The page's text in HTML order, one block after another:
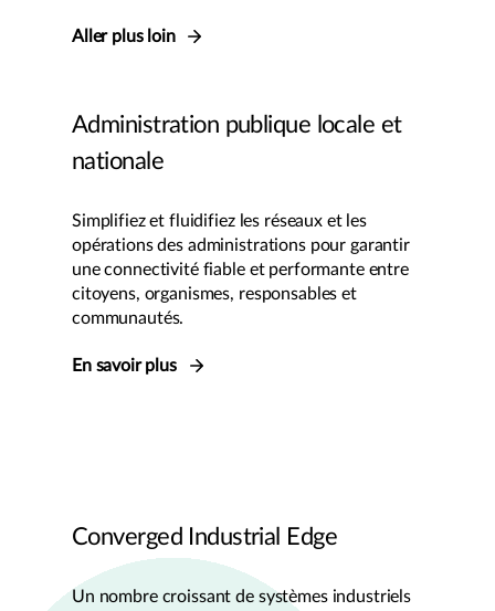
Aller plus loin
Administration publique locale et
nationale
Simplifiez et fluidifiez les réseaux et les
opérations des administrations pour garantir
une connectivité fiable et performante entre
citoyens, organismes, responsables et
communautés.
En savoir plus
Converged Industrial Edge
Un nombre croissant de systèmes industriels